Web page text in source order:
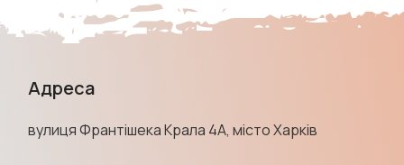
Адреса
вулиця Франтішека Крала 4А, місто Харків